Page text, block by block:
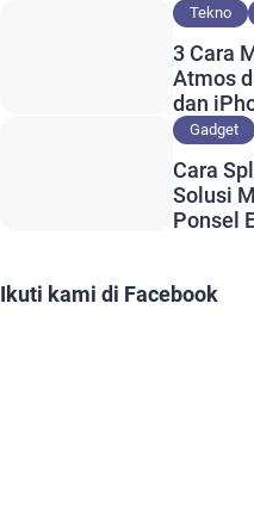
Tekno
3 Cara
Atmos
dan
Lebih
Gadget
Cara
Solusi
Ponsel
Ikuti kami di Facebook